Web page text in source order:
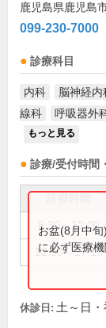
鹿児島県鹿児島
099-230-7000
診療科目
内科 脳神経内
線科
呼吸器外
もっと見る
診療/受付時間
8:30～12:00
12:00～17:15
お盆(8月中
に必ず医療
休診日: 土～日・